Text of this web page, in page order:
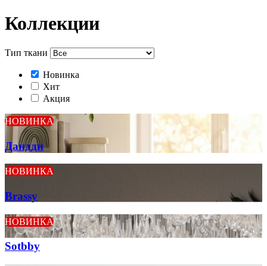
Коллекции
Тип ткани
Новинка
Хит
Акция
НОВИНКА
Дандди
НОВИНКА
Brassy
НОВИНКА
Sotbby